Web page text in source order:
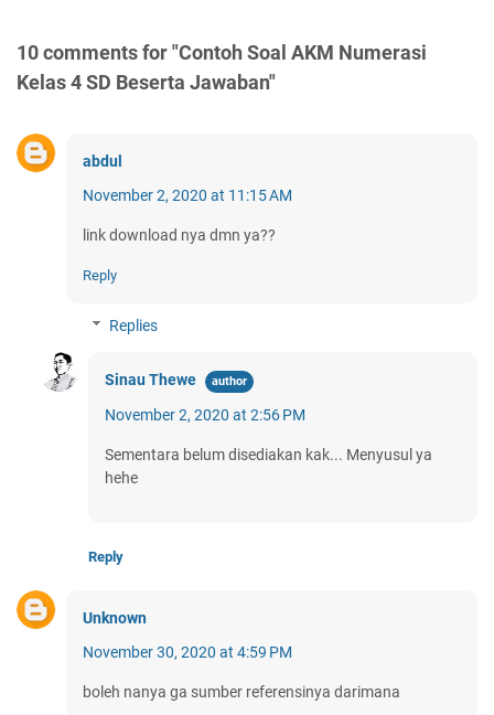
10 comments for "Contoh Soal AKM Numerasi
Kelas 4 SD Beserta Jawaban"
abdul
November 2, 2020 at 11:15 AM
link download nya dmn ya??
Reply
Replies
Sinau Thewe
November 2, 2020 at 2:56 PM
Sementara belum disediakan kak... Menyusul ya
hehe
Reply
Unknown
November 30, 2020 at 4:59 PM
boleh nanya ga sumber referensinya darimana